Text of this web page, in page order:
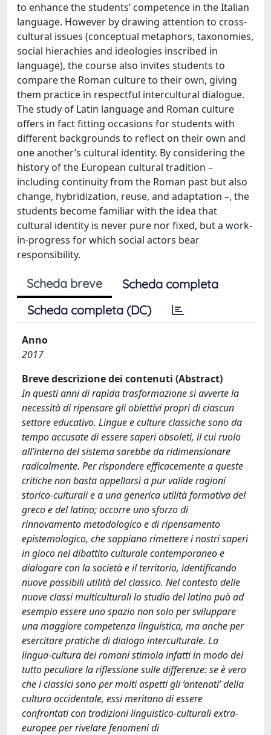
to enhance the students’ competence in the Italian
language. However by drawing attention to cross-
cultural issues (conceptual metaphors, taxonomies,
social hierachies and ideologies inscribed in
language), the course also invites students to
compare the Roman culture to their own, giving
them practice in respectful intercultural dialogue.
The study of Latin language and Roman culture
offers in fact fitting occasions for students with
different backgrounds to reflect on their own and
one another’s cultural identity. By considering the
history of the European cultural tradition –
including continuity from the Roman past but also
change, hybridization, reuse, and adaptation –, the
students become familiar with the idea that
cultural identity is never pure nor fixed, but a work-
in-progress for which social actors bear
responsibility.
Scheda breve
Scheda completa
Scheda completa (DC)
Anno
2017
Breve descrizione dei contenuti (Abstract)
In questi anni di rapida trasformazione si avverte la
necessità di ripensare gli obiettivi propri di ciascun
settore educativo. Lingue e culture classiche sono da
tempo accusate di essere saperi obsoleti, il cui ruolo
all’interno del sistema sarebbe da ridimensionare
radicalmente. Per rispondere efficacemente a queste
critiche non basta appellarsi a pur valide ragioni
storico-culturali e a una generica utilità formativa del
greco e del latino; occorre uno sforzo di
rinnovamento metodologico e di ripensamento
epistemologico, che sappiano rimettere i nostri saperi
in gioco nel dibattito culturale contemporaneo e
dialogare con la società e il territorio, identificando
nuove possibili utilità del classico. Nel contesto delle
nuove classi multiculturali lo studio del latino può ad
esempio essere uno spazio non solo per sviluppare
una maggiore competenza linguistica, ma anche per
esercitare pratiche di dialogo interculturale. La
lingua-cultura dei romani stimola infatti in modo del
tutto peculiare la riflessione sulle differenze: se è vero
che i classici sono per molti aspetti gli ‘antenati’ della
cultura occidentale, essi meritano di essere
confrontati con tradizioni linguistico-culturali extra-
europee per rivelare fenomeni di